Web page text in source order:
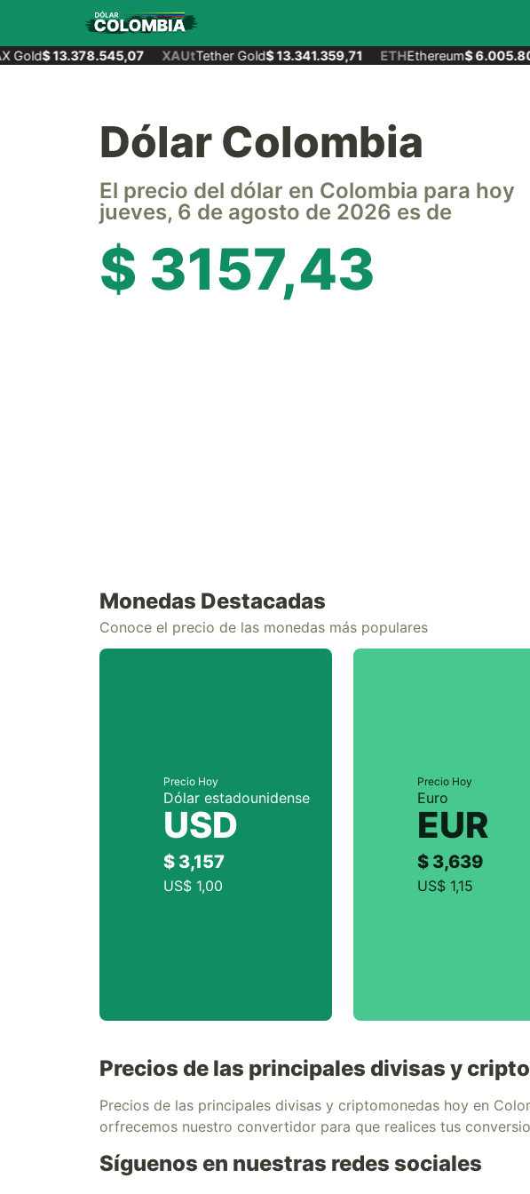
$ 13.378.545,07 XAUtTether Gold$ 13.341.359,71 ETHEthereum$
Dólar Colombia
El precio del dólar en Colombia para hoy
jueves, 6 de agosto de 2026 es de
$ 3157,43
Monedas Destacadas
Conoce el precio de las monedas más populares
Precio Hoy
Dólar estadounidense
USD
$ 3,157
US$ 1,00
Precio Hoy
Euro
EUR
$ 3,639
US$ 1,15
Precios de las principales divisas y
Precios de las principales divisas y criptomonedas hoy en
orfrecemos nuestro convertidor para que realices tus
Síguenos en nuestras redes sociales